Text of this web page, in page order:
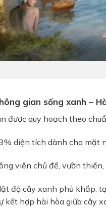
gian sống xanh –
được quy hoạch theo
diện tích dành cho mặt
viên chủ đề, vườn
độ cây xanh phủ khắp,
kết hợp hài hòa giữa cây